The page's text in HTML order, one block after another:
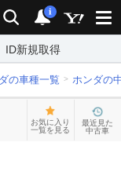
検索 通知
i
ID新規取得
の車種一覧 ホンダの
お気に入り
一覧を見る
最近見た
中古車